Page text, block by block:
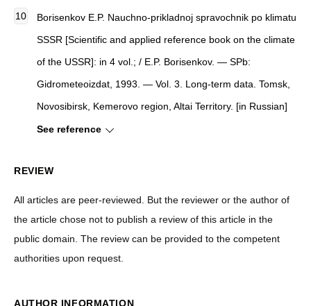
Borisenkov E.P. Nauchno-prikladnoj spravochnik po klimatu
SSSR [Scientific and applied reference book on the climate
of the USSR]: in 4 vol.; / E.P. Borisenkov. — SPb:
Gidrometeoizdat, 1993. — Vol. 3. Long-term data. Tomsk,
Novosibirsk, Kemerovo region, Altai Territory. [in Russian]
See reference
REVIEW
All articles are peer-reviewed. But the reviewer or the author of
the article chose not to publish a review of this article in the
public domain. The review can be provided to the competent
authorities upon request.
AUTHOR INFORMATION